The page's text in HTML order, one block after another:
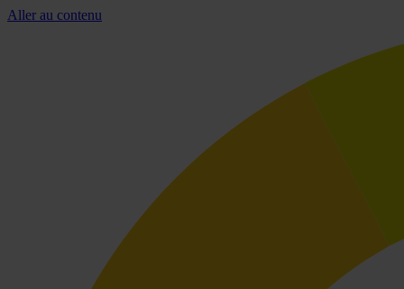
Aller au contenu